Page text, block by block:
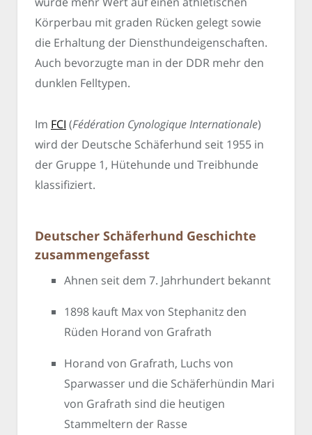
Körperbau mit graden Rücken gelegt sowie
die Erhaltung der Diensthundeigenschaften.
Auch bevorzugte man in der DDR mehr den
dunklen Felltypen.
Im FCI (Fédération Cynologique Internationale)
wird der Deutsche Schäferhund seit 1955 in
der Gruppe 1, Hütehunde und Treibhunde
klassifiziert.
Deutscher Schäferhund Geschichte
zusammengefasst
Ahnen seit dem 7. Jahrhundert bekannt
1898 kauft Max von Stephanitz den
Rüden Horand von Grafrath
Horand von Grafrath, Luchs von
Sparwasser und die Schäferhündin Mari
von Grafrath sind die heutigen
Stammeltern der Rasse